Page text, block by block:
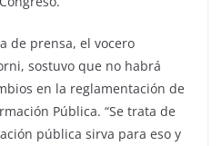
de prensa, el vocero
sostuvo que no habrá
en la reglamentación de
Pública. “Se trata de
pública sirva para eso y